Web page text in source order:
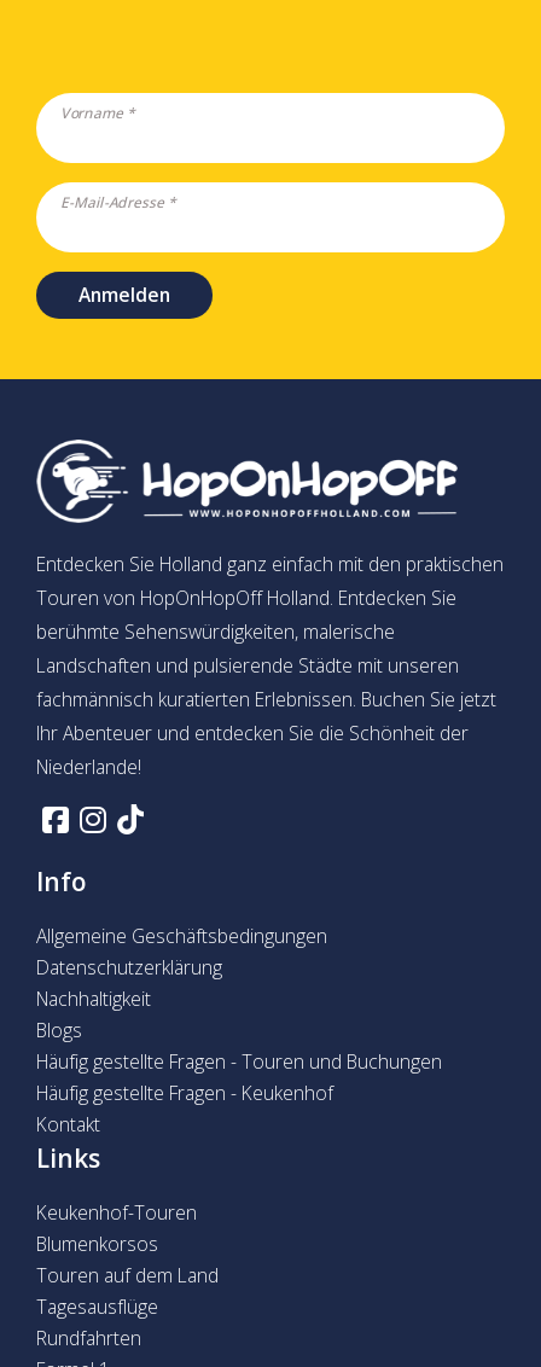
Vorname *
E-Mail-Adresse *
Anmelden
Entdecken Sie Holland ganz einfach mit den praktischen
Touren von HopOnHopOff Holland. Entdecken Sie
berühmte Sehenswürdigkeiten, malerische
Landschaften und pulsierende Städte mit unseren
fachmännisch kuratierten Erlebnissen. Buchen Sie jetzt
Ihr Abenteuer und entdecken Sie die Schönheit der
Niederlande!
Info
Allgemeine Geschäftsbedingungen
Datenschutzerklärung
Nachhaltigkeit
Blogs
Häufig gestellte Fragen - Touren und Buchungen
Häufig gestellte Fragen - Keukenhof
Kontakt
Links
Keukenhof-Touren
Blumenkorsos
Touren auf dem Land
Tagesausflüge
Rundfahrten